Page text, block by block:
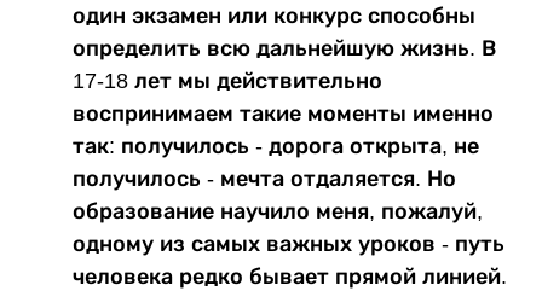
один экзамен или конкурс способны
определить всю дальнейшую жизнь. В
17-18 лет мы действительно
воспринимаем такие моменты именно
так: получилось - дорога открыта, не
получилось - мечта отдаляется. Но
образование научило меня, пожалуй,
одному из самых важных уроков - путь
человека редко бывает прямой линией.